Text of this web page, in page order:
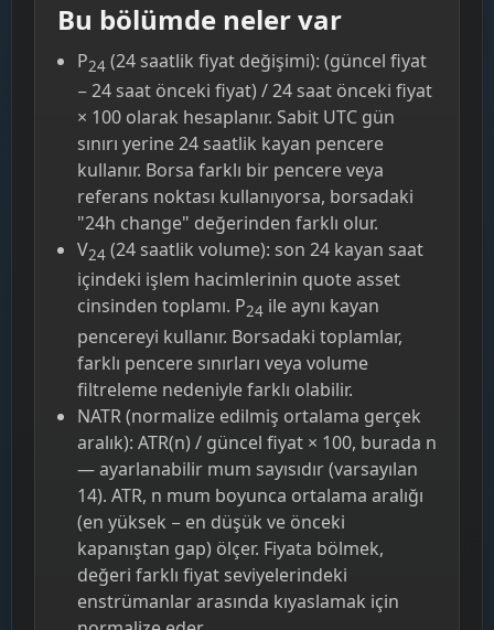
Bu bölümde neler var
P24 (24 saatlik fiyat değişimi): (güncel fiyat
− 24 saat önceki fiyat) / 24 saat önceki fiyat
× 100 olarak hesaplanır. Sabit UTC gün
sınırı yerine 24 saatlik kayan pencere
kullanır. Borsa farklı bir pencere veya
referans noktası kullanıyorsa, borsadaki
"24h change" değerinden farklı olur.
V24 (24 saatlik volume): son 24 kayan saat
içindeki işlem hacimlerinin quote asset
cinsinden toplamı. P24 ile aynı kayan
pencereyi kullanır. Borsadaki toplamlar,
farklı pencere sınırları veya volume
filtreleme nedeniyle farklı olabilir.
NATR (normalize edilmiş ortalama gerçek
aralık): ATR(n) / güncel fiyat × 100, burada n
— ayarlanabilir mum sayısıdır (varsayılan
14). ATR, n mum boyunca ortalama aralığı
(en yüksek − en düşük ve önceki
kapanıştan gap) ölçer. Fiyata bölmek,
değeri farklı fiyat seviyelerindeki
enstrümanlar arasında kıyaslamak için